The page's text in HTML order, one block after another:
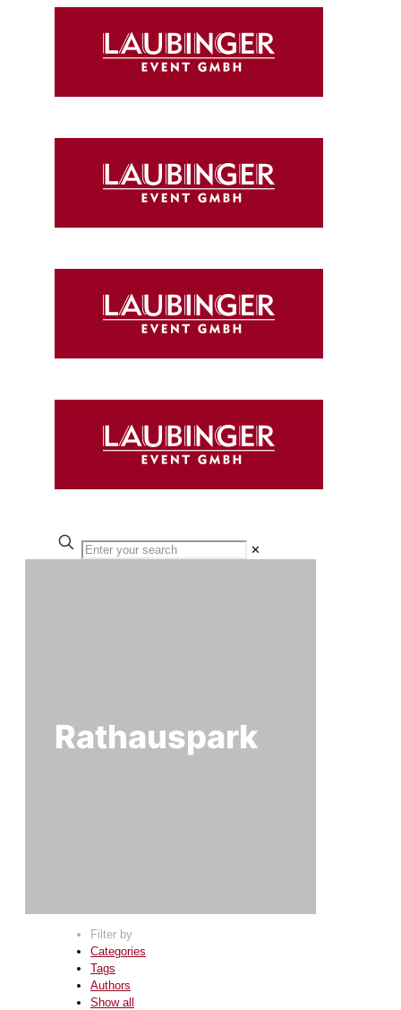
✕
Rathauspark
Filter by
Categories
Tags
Authors
Show all